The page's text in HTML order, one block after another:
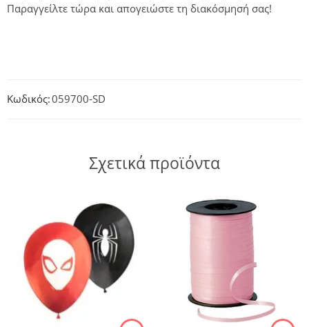
Παραγγείλτε τώρα και απογειώστε τη διακόσμησή σας!
Κωδικός:059700-SD
Σχετικά προϊόντα